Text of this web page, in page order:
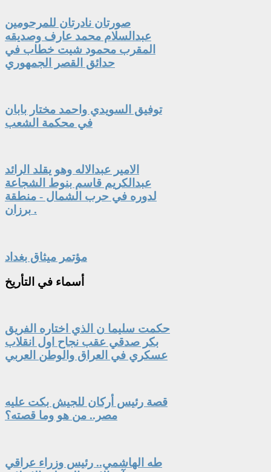
صورتان نادرتان للمرحومين
عبدالسلام محمد عارف وصديقه
المقرب محمود شيت خطاب في
حدائق القصر الجمهوري
توفيق السويدي واحمد مختار بابان
في محكمة الشعب
الامير عبدالاله وهو يقلد الرائد
عبدالكريم قاسم بنوط الشجاعة
لدوره في حرب الشمال - منطقة
برزان .
مؤتمر ميثاق بغداد
أسماء في التأريخ
حكمت سليما ن الذي اختاره الفريق
بكر صدقي عقب نجاح اول انقلاب
عسكري في العراق والوطن العربي
قصة رئيس أركان للجيش بكت عليه
مصر.. من هو وما قصته؟
طه الهاشمي.. رئيس وزراء عراقي